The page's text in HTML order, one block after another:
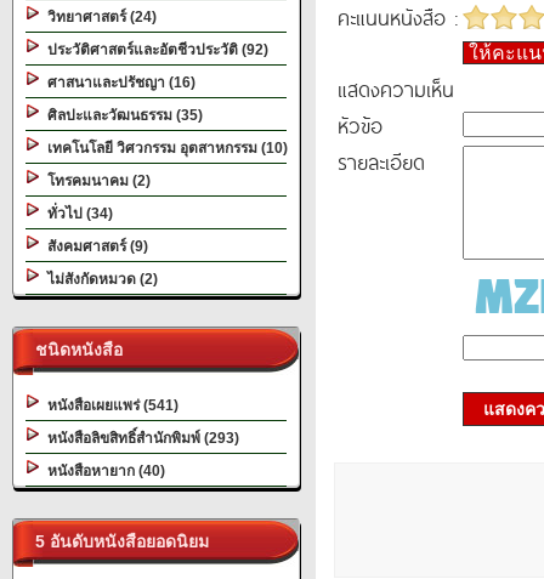
วิทยาศาสตร์ (24)
ประวัติศาสตร์และอัตชีวประวัติ (92)
ศาสนาและปรัชญา (16)
ศิลปะและวัฒนธรรม (35)
เทคโนโลยี วิศวกรรม อุตสาหกรรม (10)
โทรคมนาคม (2)
ทั่วไป (34)
สังคมศาสตร์ (9)
ไม่สังกัดหมวด (2)
ชนิดหนังสือ
หนังสือเผยแพร่ (541)
หนังสือลิขสิทธิ์สำนักพิมพ์ (293)
หนังสือหายาก (40)
5 อันดับหนังสือยอดนิยม
คะแนนหนังสือ :
ให้คะแ
แสดงความเห็น
หัวข้อ
รายละเอียด
แสดงค